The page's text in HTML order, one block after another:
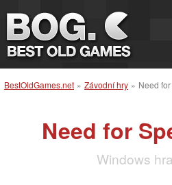
BestOldGames.net » Závodní hry » Need
Need for
Windows